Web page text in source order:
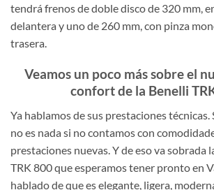
tendrá frenos de doble disco de 320 mm,
delantera y uno de 260 mm, con pinza
trasera.
Veamos un poco más sobre el
confort de la Benelli
Ya hablamos de sus prestaciones técnicas.
no es nada si no contamos con
prestaciones nuevas. Y de eso va sobrada
TRK 800 que esperamos tener pronto en
hablado de que es elegante, ligera,